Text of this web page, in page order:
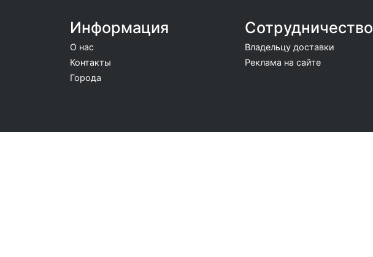
Информация
О нас
Контакты
Города
Сотрудничество
Владельцу доставки
Реклама на сайте